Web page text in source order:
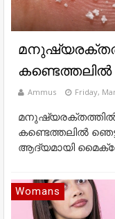
കണ്ടെത്തലില്‍
Ammus Friday,
മനുഷ്യരക്തത്തില്‍
കണ്ടെത്തലില്‍
ആദ്യമായി
Womans